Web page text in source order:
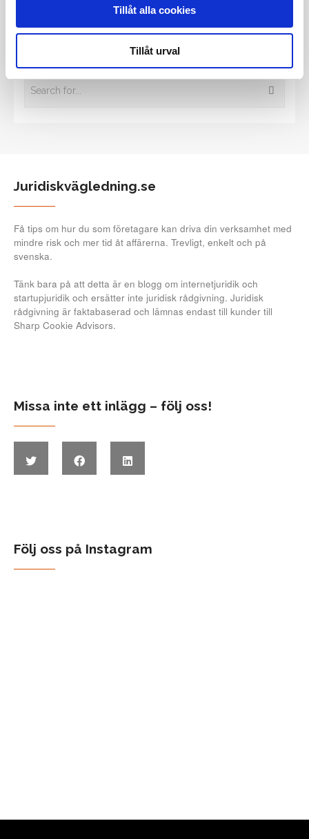
Tillåt alla cookies
Tillåt urval
Sök bland våra tidigare inlägg
Juridiskvägledning.se
Få tips om hur du som företagare kan driva din verksamhet med
mindre risk och mer tid åt affärerna. Trevligt, enkelt och på
svenska.
Tänk bara på att detta är en blogg om internetjuridik och
startupjuridik och ersätter inte juridisk rådgivning. Juridisk
rådgivning är faktabaserad och lämnas endast till kunder till
Sharp Cookie Advisors.
Missa inte ett inlägg – följ oss!
Följ oss på Instagram